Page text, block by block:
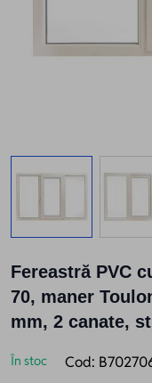
Fereastră PVC
70, maner
mm, 2 canate,
În stoc Cod: